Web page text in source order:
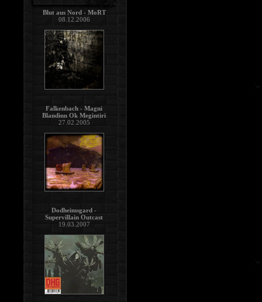
Blut aus Nord - MoRT
08.12.2006
Falkenbach - Magni
Blandinn Ok Megintiri
27.02.2005
Dodheimsgard -
Supervillain Outcast
19.03.2007